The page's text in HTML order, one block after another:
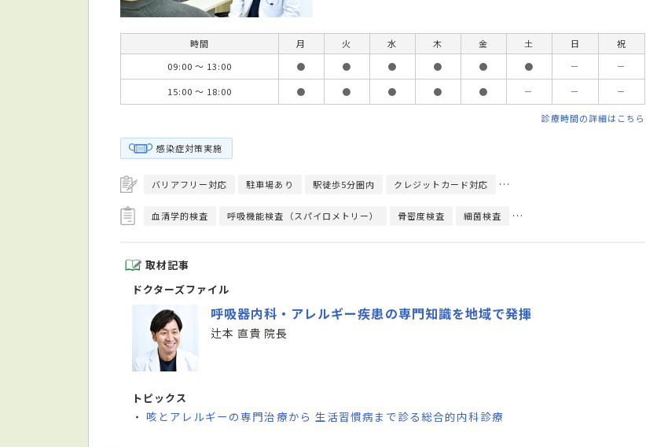
時間 月 火 水 木 金 土 日
祝
09:00 ～ 13:00
● ● ● ● ● ● －
－
15:00 ～ 18:00
● ● ● ● ● － － －
診療時間の詳細はこちら
感染症対策実施
バリアフリー対応 駐車場あり 駅徒歩5分圏内 クレジットカード対応 日本内科学会総合内科専門医
血清学的検査 呼吸機能検査（スパイロメトリー） 骨密度検査 細菌検査 終夜睡眠ポリグラフ検査(PSG)
取材記事
ドクターズファイル
呼吸器内科・アレルギー疾患の専門知識を地域で発揮
辻本 直貴 院長
トピックス
・咳とアレルギーの専門治療から 生活習慣病まで診る総合的内科診療